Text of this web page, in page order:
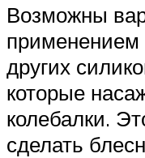
Возможны
применением
других
которые
колебалки.
сделать